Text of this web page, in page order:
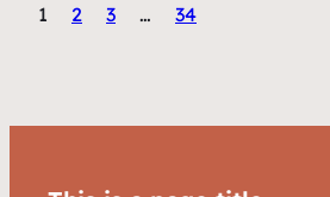
1 2 3 … 34